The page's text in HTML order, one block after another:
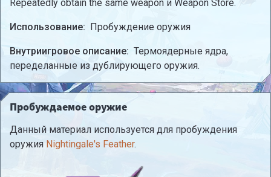
Repeatedly obtain the same weapon и Weapon Store.
Использование: Пробуждение оружия
Внутриигровое описание: Термоядерные ядра,
переделанные из дублирующего оружия.
Пробуждаемое оружие
Данный материал используется для пробуждения
оружия Nightingale's Feather.